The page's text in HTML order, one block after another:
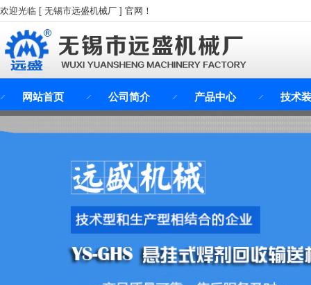
欢迎光临 [ 无锡市远盛机械厂 ] 官网！
网站首页 公司简介 产品中心 技术